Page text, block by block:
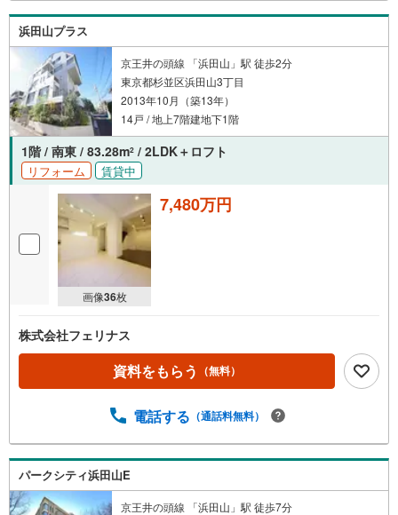
浜田山プラス
京王井の頭線 「浜田山」駅 徒歩2分
東京都杉並区浜田山3丁目
2013年10月（築13年）
14戸 / 地上7階建地下1階
1階 / 南東 / 83.28m2 / 2LDK＋ロフト
リフォーム 賃貸中
画像36枚
7,480万円
株式会社フェリナス
資料をもらう （無料）
電話する （通話料無料）
パークシティ浜田山E
京王井の頭線 「浜田山」駅 徒歩7分